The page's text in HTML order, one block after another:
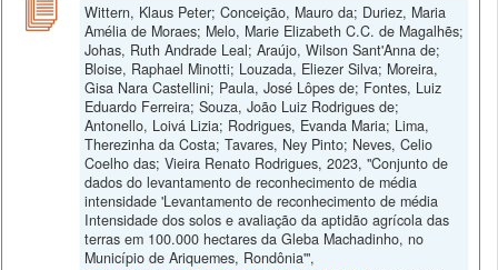
Wittern, Klaus Peter; Conceição, Mauro da; Duriez, Maria
Amélia de Moraes; Melo, Marie Elizabeth C.C. de Magalhẽs;
Johas, Ruth Andrade Leal; Araújo, Wilson Sant'Anna de;
Bloise, Raphael Minotti; Louzada, Eliezer Silva; Moreira,
Gisa Nara Castellini; Paula, José Lôpes de; Fontes, Luiz
Eduardo Ferreira; Souza, João Luiz Rodrigues de;
Antonello, Loivá Lizia; Rodrigues, Evanda Maria; Lima,
Therezinha da Costa; Tavares, Ney Pinto; Neves, Celio
Coelho das; Vieira Renato Rodrigues, 2023, "Conjunto de
dados do levantamento de reconhecimento de média
intensidade 'Levantamento de reconhecimento de média
Intensidade dos solos e avaliação da aptidão agrícola das
terras em 100.000 hectares da Gleba Machadinho, no
Município de Ariquemes, Rondônia'",